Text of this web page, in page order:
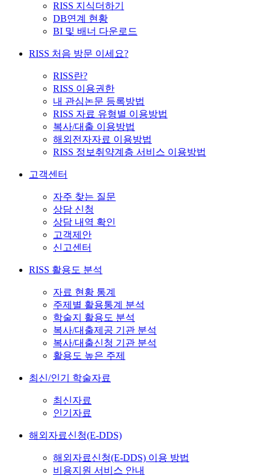
RISS 지식더하기
DB연계 현황
BI 및 배너 다운로드
RISS 처음 방문 이세요?
RISS란?
RISS 이용권한
내 관심논문 등록방법
RISS 자료 유형별 이용방법
복사/대출 이용방법
해외전자자료 이용방법
RISS 정보취약계층 서비스 이용방법
고객센터
자주 찾는 질문
상담 신청
상담 내역 확인
고객제안
신고센터
RISS 활용도 분석
자료 현황 통계
주제별 활용통계 분석
학술지 활용도 분석
복사/대출제공 기관 분석
복사/대출신청 기관 분석
활용도 높은 주제
최신/인기 학술자료
최신자료
인기자료
해외자료신청(E-DDS)
해외자료신청(E-DDS) 이용 방법
비용지원 서비스 안내